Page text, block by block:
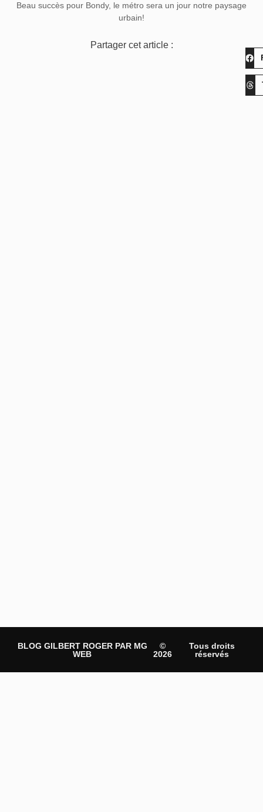
Beau succès pour Bondy, le métro sera un jour notre paysage
urbain!
Partager cet article :
BLOG GILBERT ROGER PAR MG
WEB
©
2026
Tous droits
réservés